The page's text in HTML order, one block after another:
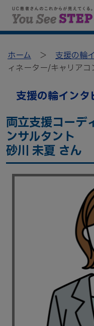
ホーム ＞ 支援の輪
ィネーター/キャリアコ
支援の輪インタ
両立支援コーデ
ンサルタント
砂川 未夏 さん